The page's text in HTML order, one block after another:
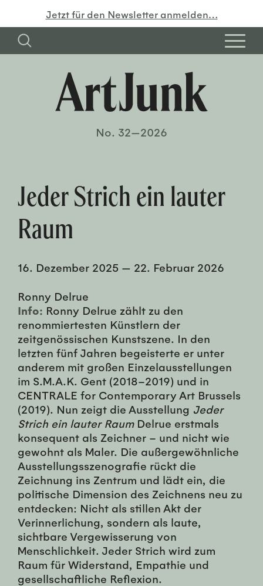
Jetzt für den Newsletter anmelden…
No. 32—2026
Jeder Strich ein lauter
Raum
16. Dezember 2025 — 22. Februar 2026
Ronny Delrue
Info: Ronny Delrue zählt zu den
renommiertesten Künstlern der
zeitgenössischen Kunstszene. In den
letzten fünf Jahren begeisterte er unter
anderem mit großen Einzelausstellungen
im S.M.A.K. Gent (2018–2019) und in
CENTRALE for Contemporary Art Brussels
(2019). Nun zeigt die Ausstellung Jeder
Strich ein lauter RaumDelrue erstmals
konsequent als Zeichner – und nicht wie
gewohnt als Maler. Die außergewöhnliche
Ausstellungsszenografie rückt die
Zeichnung ins Zentrum und lädt ein, die
politische Dimension des Zeichnens neu zu
entdecken: Nicht als stillen Akt der
Verinnerlichung, sondern als laute,
sichtbare Vergewisserung von
Menschlichkeit. Jeder Strich wird zum
Raum für Widerstand, Empathie und
gesellschaftliche Reflexion.